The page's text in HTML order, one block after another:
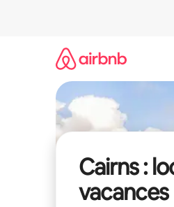
Cairns :
vacances